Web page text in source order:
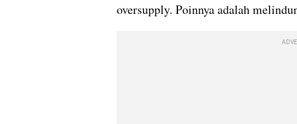
oversupply. Poinnya adalah